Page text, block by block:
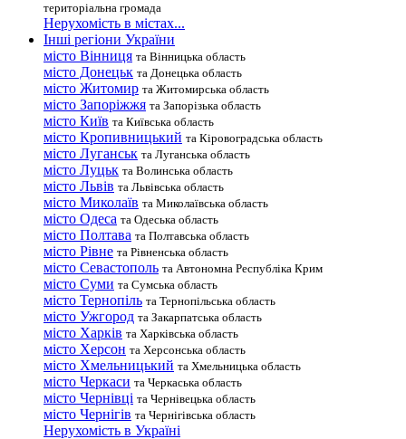
територіальна громада
Нерухомість в містах...
Інші регіони України
місто Вінниця та Вінницька область
місто Донецьк та Донецька область
місто Житомир та Житомирська область
місто Запоріжжя та Запорізька область
місто Київ та Київська область
місто Кропивницький та Кіровоградська область
місто Луганськ та Луганська область
місто Луцьк та Волинська область
місто Львів та Львівська область
місто Миколаїв та Миколаївська область
місто Одеса та Одеська область
місто Полтава та Полтавська область
місто Рівне та Рівненська область
місто Севастополь та Автономна Республіка Крим
місто Суми та Сумська область
місто Тернопіль та Тернопільська область
місто Ужгород та Закарпатська область
місто Харків та Харківська область
місто Херсон та Херсонська область
місто Хмельницький та Хмельницька область
місто Черкаси та Черкаська область
місто Чернівці та Чернівецька область
місто Чернігів та Чернігівська область
Нерухомість в Україні